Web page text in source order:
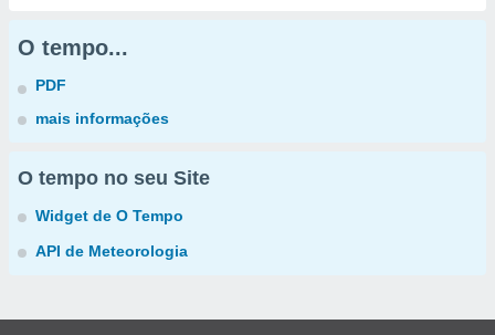
O tempo...
PDF
mais informações
O tempo no seu Site
Widget de O Tempo
API de Meteorologia